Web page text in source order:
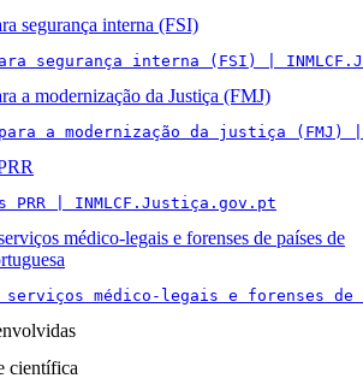
segurança interna (FSI)
segurança interna (FSI) |
a modernização da Justiça (FMJ)
a modernização da justiça (FMJ)
PRR | INMLCF.Justiça.gov.pt
médico-legais e forenses de países de
serviços médico-legais e forenses
científica